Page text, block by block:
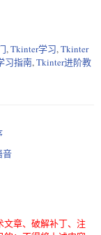
,Tkinter学习,Tkinter
习指南,Tkinter进阶教
音
文章、破解补丁、注